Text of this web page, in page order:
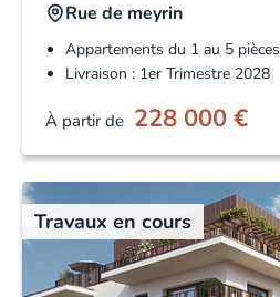
Rue de meyrin
Appartements du 1 au 5 pièces
Livraison : 1er Trimestre 2028
À partir de 228 000 €
Travaux en cours